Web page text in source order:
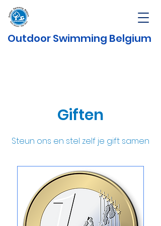
Outdoor Swimming Belgium
Giften
Steun ons en stel zelf je gift samen